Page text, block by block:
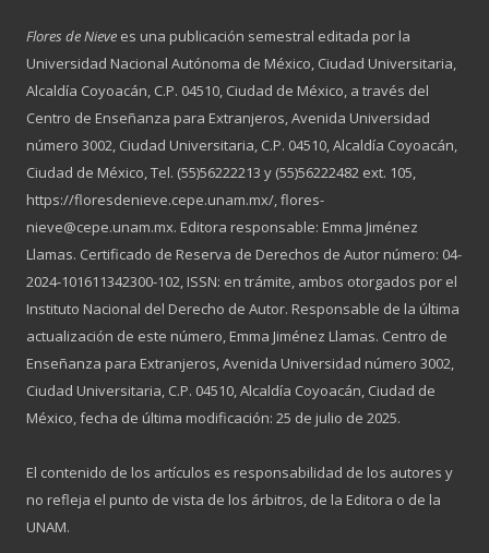
Flores de Nieve es una publicación semestral editada por la
Universidad Nacional Autónoma de México, Ciudad Universitaria,
Alcaldía Coyoacán, C.P. 04510, Ciudad de México, a través del
Centro de Enseñanza para Extranjeros, Avenida Universidad
número 3002, Ciudad Universitaria, C.P. 04510, Alcaldía Coyoacán,
Ciudad de México, Tel. (55)56222213 y (55)56222482 ext. 105,
https://floresdenieve.cepe.unam.mx/, flores-
nieve@cepe.unam.mx. Editora responsable: Emma Jiménez
Llamas. Certificado de Reserva de Derechos de Autor número: 04-
2024-101611342300-102, ISSN: en trámite, ambos otorgados por el
Instituto Nacional del Derecho de Autor. Responsable de la última
actualización de este número, Emma Jiménez Llamas. Centro de
Enseñanza para Extranjeros, Avenida Universidad número 3002,
Ciudad Universitaria, C.P. 04510, Alcaldía Coyoacán, Ciudad de
México, fecha de última modificación: 25 de julio de 2025.
El contenido de los artículos es responsabilidad de los autores y
no refleja el punto de vista de los árbitros, de la Editora o de la
UNAM.